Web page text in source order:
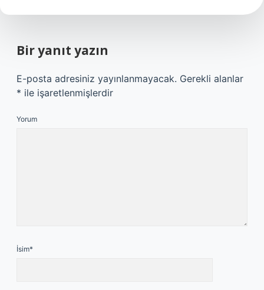
Bir yanıt yazın
E-posta adresiniz yayınlanmayacak. Gerekli alanlar
* ile işaretlenmişlerdir
Yorum
İsim*